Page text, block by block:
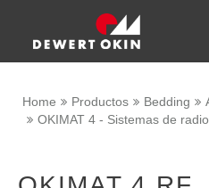
Home Productos Bedding
OKIMAT 4 - Sistemas de